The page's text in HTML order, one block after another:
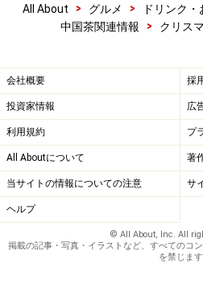
All About > グルメ > ドリンク・
中国茶関連情報
> クリス
会社概要 採
投資家情報 広
利用規約 プ
All Aboutについて 著
当サイトの情報についての注意 サ
ヘルプ
© All About, Inc. All
掲載の記事・写真・イラストなど、すべてのコ
を禁じます